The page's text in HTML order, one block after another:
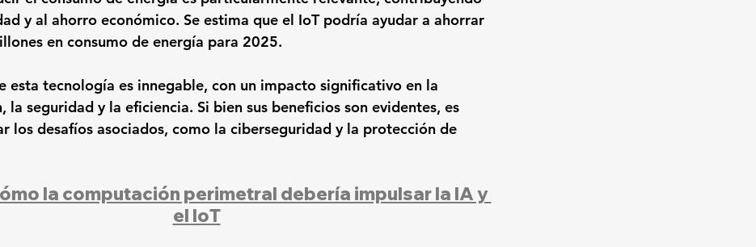
y al ahorro económico. Se estima que el IoT podría ayudar a ahorrar
en consumo de energía para 2025.
esta tecnología es innegable, con un impacto significativo en la
la seguridad y la eficiencia. Si bien sus beneficios son evidentes, es
los desafíos asociados, como la ciberseguridad y la protección de
la computación perimetral debería impulsar la IA y
el IoT